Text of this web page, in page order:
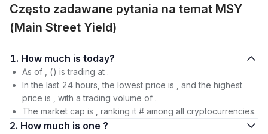
Często zadawane pytania na temat MSY
(Main Street Yield)
1. How much is today?
As of , () is trading at .
In the last 24 hours, the lowest price is , and the highest
price is , with a trading volume of .
The market cap is , ranking it # among all cryptocurrencies.
2. How much is one ?